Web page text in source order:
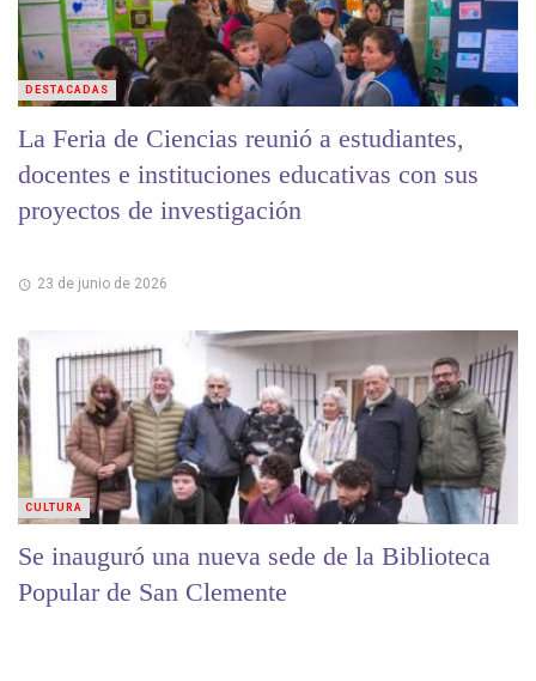
La Feria de Ciencias reunió a estudiantes,
docentes e instituciones educativas con sus
proyectos de investigación
23 de junio de 2026
DESTACADAS
Se inauguró una nueva sede de la Biblioteca
Popular de San Clemente
CULTURA